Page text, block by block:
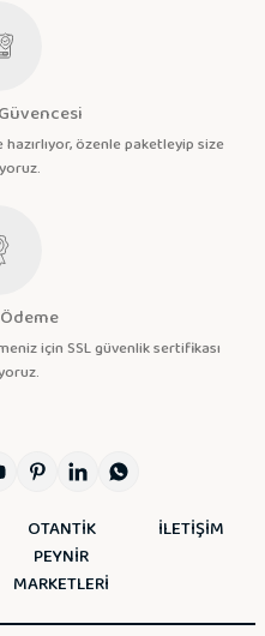
özenle paketleyip size
için SSL güvenlik sertifikası
OTANTİK
PEYNİR
MARKETLERİ
İLETİŞİM